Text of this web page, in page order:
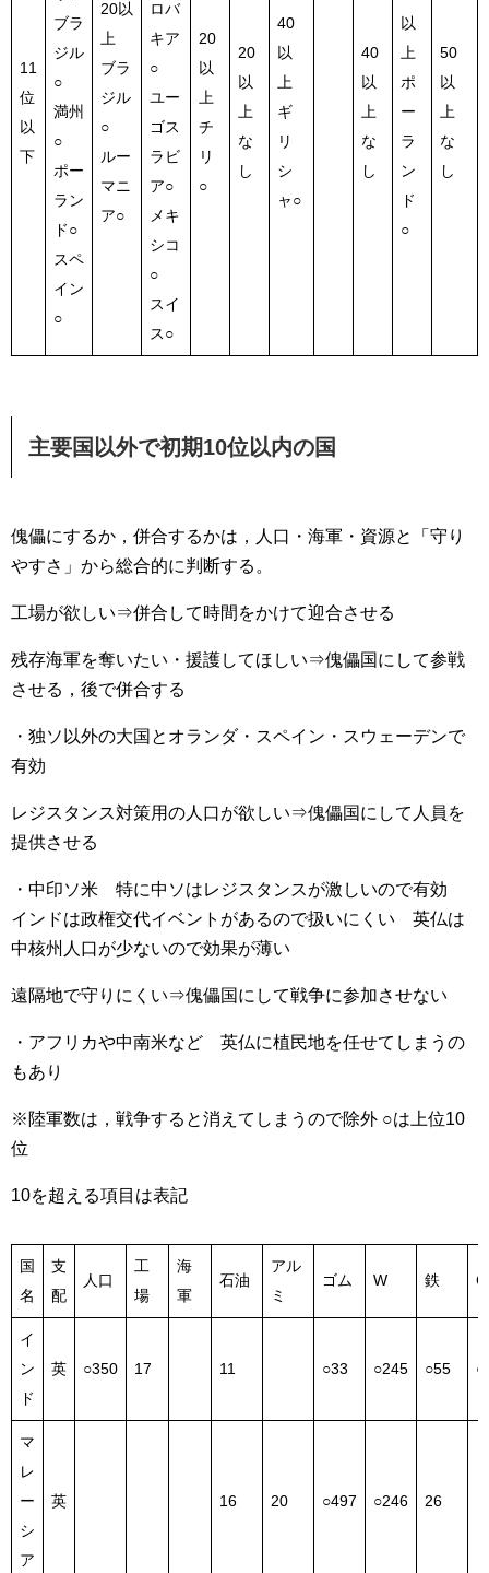
11
位
以
下
ブラ
ジル
○
満州
○
ポー
ラン
ド○
スペ
イン
○
20以
上
ブラ
ジル
○
ルー
マニ
ア○
ロバ
キア
○
ユー
ゴス
ラビ
ア○
メキ
シコ
○
スイ
ス○
20
以
上
チ
リ
○
20
以
上
な
し
40
以
上
ギ
リ
シ
ャ○
40
以
上
な
し
以
上
ポ
ー
ラ
ン
ド
○
50
以
上
な
し
主要国以外で初期10位以内の国
傀儡にするか，併合するかは，人口・海軍・資源と「守り
やすさ」から総合的に判断する。
工場が欲しい⇒併合して時間をかけて迎合させる
残存海軍を奪いたい・援護してほしい⇒傀儡国にして参戦
させる，後で併合する
・独ソ以外の大国とオランダ・スペイン・スウェーデンで
有効
レジスタンス対策用の人口が欲しい⇒傀儡国にして人員を
提供させる
・中印ソ米 特に中ソはレジスタンスが激しいので有効
インドは政権交代イベントがあるので扱いにくい 英仏は
中核州人口が少ないので効果が薄い
遠隔地で守りにくい⇒傀儡国にして戦争に参加させない
・アフリカや中南米など 英仏に植民地を任せてしまうの
もあり
※陸軍数は，戦争すると消えてしまうので除外 ○は上位10
位
10を超える項目は表記
国
名
支
配
人口
工
場
海
軍
石油
アル
ミ
ゴム W 鉄
イ
ン
ド
英 ○350 17 11 ○33 ○245 ○55
マ
レ
ー
シ
ア
英 16 20 ○497 ○246 26